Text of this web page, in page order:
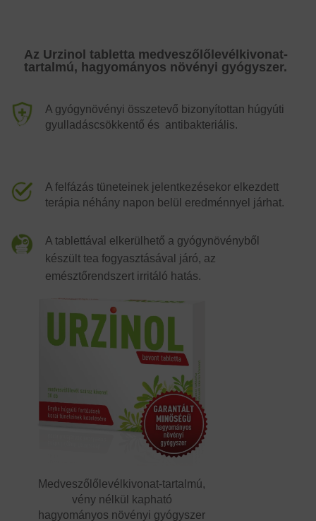
Az Urzinol tabletta medveszőlőlevélkivonat-
tartalmú, hagyományos növényi gyógyszer.
A gyógynövényi összetevő bizonyítottan húgyúti
gyulladáscsökkentő és antibakteriális.
A felfázás tüneteinek jelentkezésekor elkezdett
terápia néhány napon belül eredménnyel járhat.
A tablettával elkerülhető a gyógynövényből
készült tea fogyasztásával járó, az
emésztőrendszert irritáló hatás.
Medveszőlőlevél­kivonat-tartalmú,
vény nélkül kapható
hagyományos növényi gyógyszer